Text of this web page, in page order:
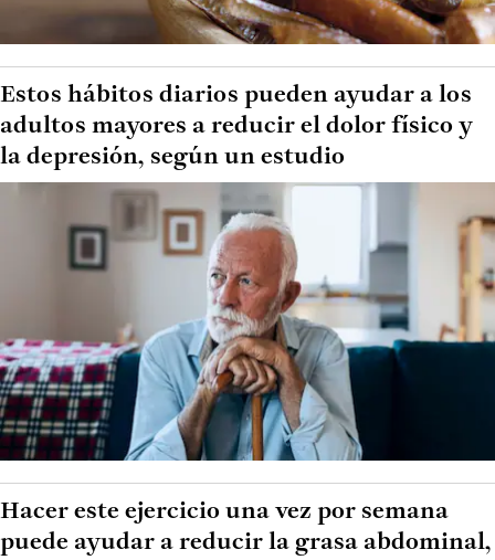
Estos hábitos diarios pueden ayudar a los
adultos mayores a reducir el dolor físico y
la depresión, según un estudio
Hacer este ejercicio una vez por semana
puede ayudar a reducir la grasa abdominal,